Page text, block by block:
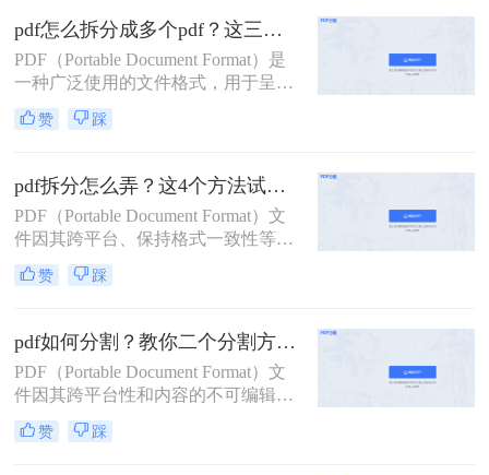
部分内容，有些内容并不方便给他人
看。因此，此时最好的办法就是把它
拆分。所以，怎么将pdf拆分成多个
呢？以下是3种有用的PDF拆分方法，
一起来看看吧。
pdf怎么拆分成多个pdf？这三种方法教你轻松拆分！
PDF（Portable Document Format）是
一种广泛使用的文件格式，用于呈现
文档，因为它可以保持原始文档的格
式和布局，不受操作系统、软件或硬
将一个大型PDF文件拆分成多个较小
的PDF文件，以便于传输、编辑或阅
读。那么pdf怎么拆分成多个pdf呢？
本文将介绍三种拆分PDF的方法，并
提供一些实用技巧。
赞 踩
pdf拆分怎么弄？这4个方法试试看吧！
PDF（Portable Document Format）文
件因其跨平台、保持格式一致性等特
点，在办公和学习中得到了广泛应
用。然而，有时我们需要将一个较大
于分享、管理或打印。那么pdf拆分怎
么弄呢？本文将详细介绍几种常见的
PDF拆分方法，帮助您轻松完成PDF
文件的拆分工作。
赞 踩
pdf如何分割？教你二个分割方法！
PDF（Portable Document Format）文
件因其跨平台性和内容的不可编辑
性，在日常工作和学习中得到了广泛
应用。然而，有时我们需要将较大的
赞 踩